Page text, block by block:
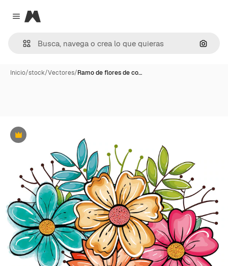
Close menu
Magnific
Inicio/stock/Vectores/Ramo de flores de co…
Premium